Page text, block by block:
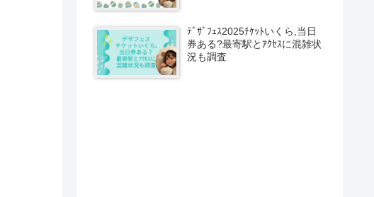
ﾃﾞｻﾞﾌｪｽ2025ﾁｹｯﾄいくら,当日
券ある?最寄駅とｱｸｾｽに混雑状
況も調査